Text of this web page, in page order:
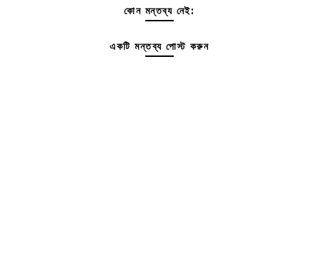
কোন মন্তব্য নেই:
একটি মন্তব্য পোস্ট করুন